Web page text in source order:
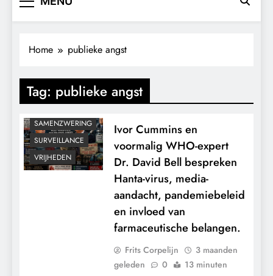
Home publieke angst
Tag: publieke angst
GRONDRECHTEN
KALENDER 2030
MEDISCH
POLITIEK
RECHTSPRAAK
SAMENZWERING
SURVEILLANCE
VRIJHEDEN
Ivor Cummins en
voormalig WHO-expert
Dr. David Bell bespreken
Hanta-virus, media-
aandacht, pandemiebeleid
en invloed van
farmaceutische belangen.
Frits Corpelijn
3 maanden
geleden
0 13 minuten